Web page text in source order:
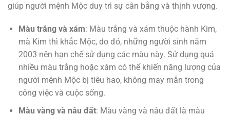
giúp người mệnh Mộc duy trì sự cân bằng và thịnh vượng.
Màu trắng và xám: Màu trắng và xám thuộc hành Kim,
mà Kim thì khắc Mộc, do đó, những người sinh năm
2003 nên hạn chế sử dụng các màu này. Sử dụng quá
nhiều màu trắng hoặc xám có thể khiến năng lượng của
người mệnh Mộc bị tiêu hao, không may mắn trong
công việc và cuộc sống.
Màu vàng và nâu đất: Màu vàng và nâu đất là màu